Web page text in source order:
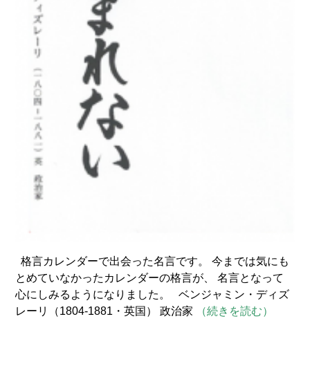
格言カレンダーで出会った名言です。 今までは気にも
とめていなかったカレンダーの格言が、 名言となって
心にしみるようになりました。 ベンジャミン・ディズ
レーリ（1804-1881・英国） 政治家
（続きを読む）